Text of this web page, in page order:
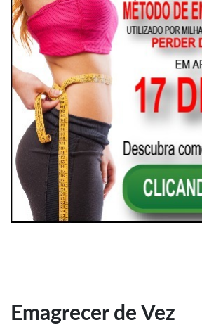
Emagrecer de Vez